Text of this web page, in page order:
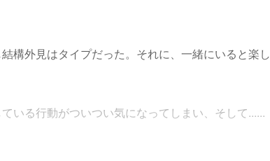
構外見はタイプだった。それに、一緒にいると楽し
いる行動がついつい気になってしまい、そして......